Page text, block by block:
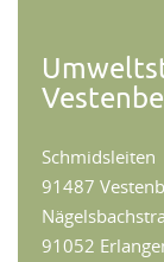
Schmidsleiten
91487
91052